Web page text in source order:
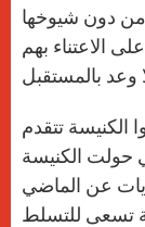
من دون شيوخها
الاعتناء بهم
الكنيسة تتقدم
حولت الكنيسة
عن الماضي
تسعى للتسلط